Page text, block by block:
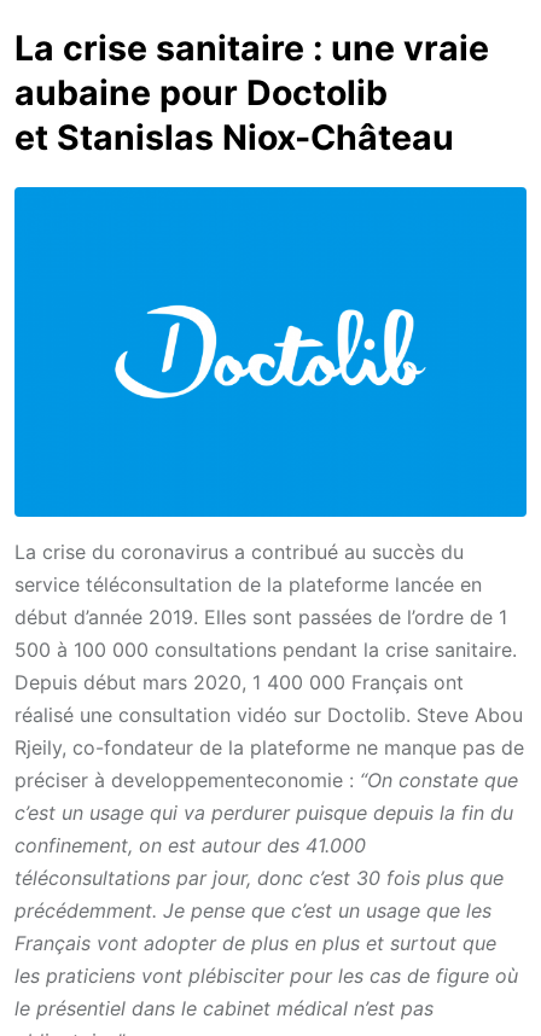
La crise sanitaire : une vraie
aubaine pour Doctolib
et Stanislas Niox-Château
La crise du coronavirus a contribué au succès du
service téléconsultation de la plateforme lancée en
début d’année 2019. Elles sont passées de l’ordre de 1
500 à 100 000 consultations pendant la crise sanitaire.
Depuis début mars 2020, 1 400 000 Français ont
réalisé une consultation vidéo sur Doctolib. Steve Abou
Rjeily, co-fondateur de la plateforme ne manque pas de
préciser à developpementeconomie : “On constate que
c’est un usage qui va perdurer puisque depuis la fin du
confinement, on est autour des 41.000
téléconsultations par jour, donc c’est 30 fois plus que
précédemment. Je pense que c’est un usage que les
Français vont adopter de plus en plus et surtout que
les praticiens vont plébisciter pour les cas de figure où
le présentiel dans le cabinet médical n’est pas